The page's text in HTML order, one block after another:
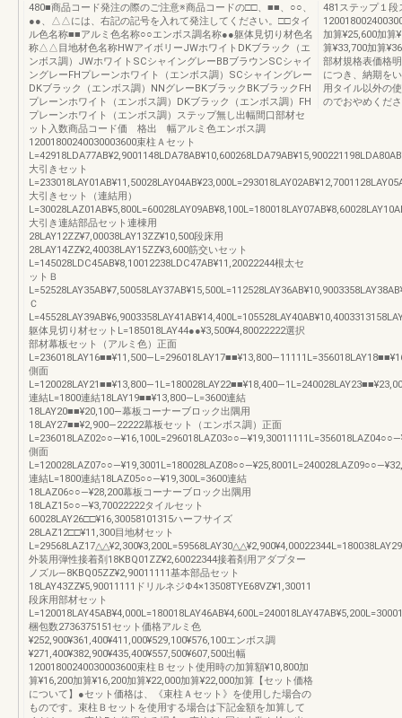
480■商品コード発注の際のご注意※商品コードの□□、■■、○○、
●●、△△には、右記の記号を入れて発注してください。□□タイ
ル色名称■■アルミ色名称○○エンボス調名称●●躯体見切り材色名
称△△目地材色名称HWアイボリーJWホワイトDKブラック（エ
ンボス調）JWホワイトSCシャイングレーBBブラウンSCシャイ
ングレーFHプレーンホワイト（エンボス調）SCシャイングレー
DKブラック（エンボス調）NNグレーBKブラックBKブラックFH
プレーンホワイト（エンボス調）DKブラック（エンボス調）FH
プレーンホワイト（エンボス調）ステップ無し出幅間口部材セ
ット入数商品コード価 格出 幅アルミ色エンボス調
12001800240030003600束柱Ａセット
大引きセット
大引きセット（連結用）
大引き連結部品セット連棟用
28LAY12ZZ¥7,00038LAY13ZZ¥10,500段床用
28LAY14ZZ¥2,40038LAY15ZZ¥3,600筋交いセット
L=145028LDC45AB¥8,10012238LDC47AB¥11,20022244根太セ
ットＢ
Ｃ
躯体見切り材セットL=185018LAY44●●¥3,500¥4,80022222選択
部材幕板セット（アルミ色）正面
側面
連結L=1800連結18LAY19■■¥13,800―L=3600連結
18LAY20■■¥20,100―幕板コーナーブロック出隅用
18LAY27■■¥2,900―22222幕板セット（エンボス調）正面
側面
連結L=1800連結18LAZ05○○―¥19,300L=3600連結
18LAZ06○○―¥28,200幕板コーナーブロック出隅用
18LAZ15○○―¥3,70022222タイルセット
60028LAY26□□¥16,30058101315ハーフサイズ
28LAZ12□□¥11,300目地材セット
外装用弾性接着剤18KBQ01ZZ¥2,60022344接着剤用アダプター
ノズル―8KBQ05ZZ¥2,90011111基本部品セット
18LAY43ZZ¥5,90011111ドリルネジΦ4×13508TYE68VZ¥1,30011
段床用部材セット
梱包数2736375151セット価格アルミ色
¥252,900¥361,400¥411,000¥529,100¥576,100エンボス調
¥271,400¥382,900¥435,400¥557,500¥607,500出幅
12001800240030003600束柱Ｂセット使用時の加算額¥10,800加
算¥16,200加算¥16,200加算¥22,000加算¥22,000加算【セット価格
について】●セット価格は、《束柱Ａセット》を使用した場合の
ものです。束柱Ｂセットを使用する場合は下記金額を加算して
481ステップ１
加算¥25,600加算
算¥33,700加算
部材規格表価格
につき、納期を
用タイル以外の
のでおやめくだ